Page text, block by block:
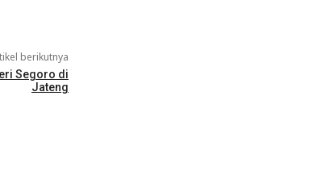
berikutnya
Segoro di
Jateng